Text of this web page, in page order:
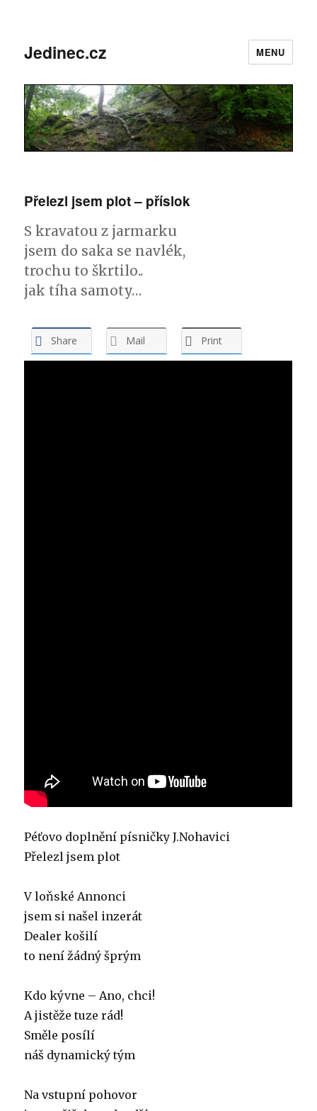
Jedinec.cz MENU
Přelezl jsem plot – příslok
S kravatou z jarmarku
jsem do saka se navlék,
trochu to škrtilo..
jak tíha samoty…
Share Mail Print
Péťovo doplnění písničky J.Nohavici
Přelezl jsem plot
V loňské Annonci
jsem si našel inzerát
Dealer košilí
to není žádný šprým
Kdo kývne – Ano, chci!
A jistěže tuze rád!
Směle posílí
náš dynamický tým
Na vstupní pohovor